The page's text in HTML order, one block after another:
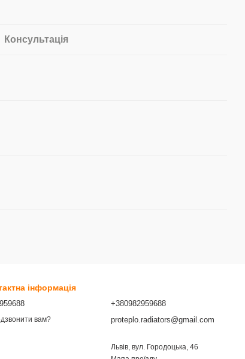
Консультація
інформація
вам?
+380982959688
proteplo.radiators@gmail.com
Львів, вул. Городоцька, 46